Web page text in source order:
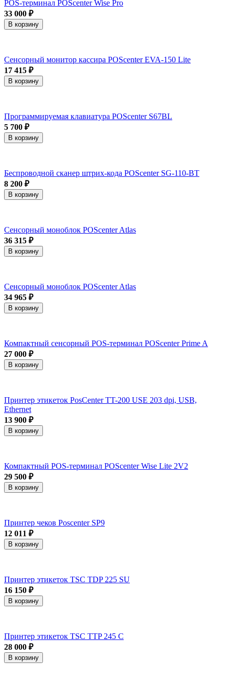
POS-терминал POScenter Wise Pro
33 000 ₽
В корзину
Сенсорный монитор кассира POScenter EVA-150 Lite
17 415 ₽
В корзину
Программируемая клавиатура POScenter S67BL
5 700 ₽
В корзину
Беспроводной сканер штрих-кода POScenter SG-110-BT
8 200 ₽
В корзину
Сенсорный моноблок POScenter Atlas
36 315 ₽
В корзину
Сенсорный моноблок POScenter Atlas
34 965 ₽
В корзину
Компактный сенсорный POS-терминал POScenter Prime A
27 000 ₽
В корзину
Принтер этикеток PosCenter TT-200 USE 203 dpi, USB,
Ethernet
13 900 ₽
В корзину
Компактный POS-терминал POScenter Wise Lite 2V2
29 500 ₽
В корзину
Принтер чеков Poscenter SP9
12 011 ₽
В корзину
Принтер этикеток TSC TDP 225 SU
16 150 ₽
В корзину
Принтер этикеток TSC TTP 245 C
28 000 ₽
В корзину